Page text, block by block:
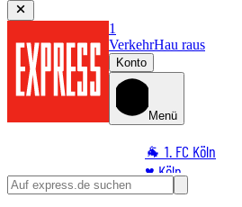
1
VerkehrHau raus
Konto
Menü
🐐 1. FC Köln
♥️ Köln
⭐ Promi